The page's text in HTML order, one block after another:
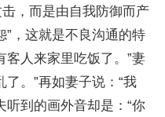
，而是由自我防御而产
”，这就是不良沟通的特
客人来家里吃饭了。”妻
。”再如妻子说：“我
听到的画外音却是：“你